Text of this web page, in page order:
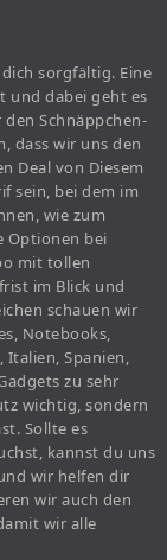
sorgfältig. Eine
und dabei geht es
Schnäppchen-
dass wir uns den
Deal von Diesem
sein, bei dem im
wie zum
Optionen bei
mit tollen
im Blick und
schauen wir
Notebooks,
Italien, Spanien,
zu sehr
wichtig, sondern
Sollte es
kannst du uns
wir helfen dir
wir auch den
wir alle